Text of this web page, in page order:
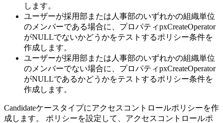
します。
ユーザーが採用部または人事部のいずれかの組織単位
のメンバーである場合に、プロパティpxCreateOperator
がNULLでないかどうかをテストするポリシー条件を
作成します。
ユーザーが採用部または人事部のいずれかの組織単位
のメンバーでない場合に、プロパティpxCreateOperator
がNULLであるかどうかをテストするポリシー条件を
作成します。
Candidateケースタイプにアクセスコントロールポリシーを作
成します。 ポリシーを設定して、アクセスコントロールポ